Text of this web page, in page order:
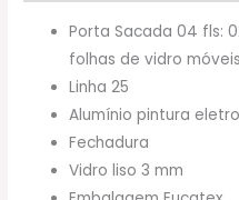
Porta Sacada 04 fls:
folhas de vidro móveis
Linha 25
Alumínio pintura
Fechadura
Vidro liso 3 mm